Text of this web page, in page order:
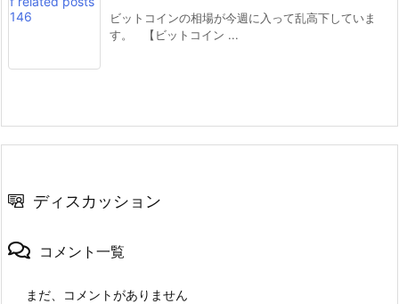
ビットコインの相場が今週に入って乱高下していま
す。 【ビットコイン ...
ディスカッション
コメント一覧
まだ、コメントがありません